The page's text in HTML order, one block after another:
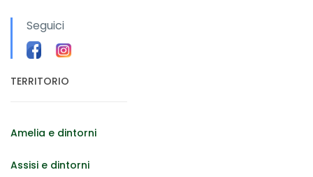
Seguici
TERRITORIO
Amelia e dintorni
Assisi e dintorni